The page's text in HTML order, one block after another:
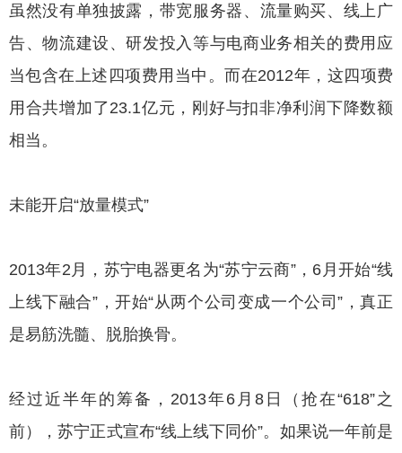
虽然没有单独披露，带宽服务器、流量购买、线上广
告、物流建设、研发投入等与电商业务相关的费用应
当包含在上述四项费用当中。而在2012年，这四项费
用合共增加了23.1亿元，刚好与扣非净利润下降数额
相当。
未能开启“放量模式”
2013年2月，苏宁电器更名为“苏宁云商”，6月开始“线
上线下融合”，开始“从两个公司变成一个公司”，真正
是易筋洗髓、脱胎换骨。
经过近半年的筹备，2013年6月8日（抢在“618”之
前），苏宁正式宣布“线上线下同价”。如果说一年前是